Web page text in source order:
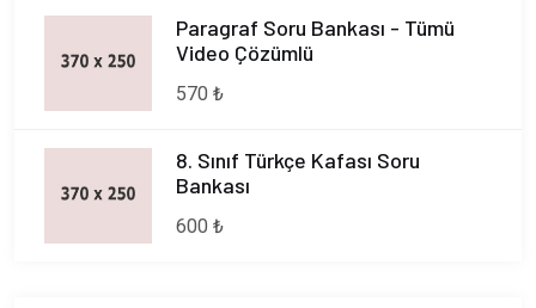
Paragraf Soru Bankası - Tümü
Video Çözümlü
570 ₺
8. Sınıf Türkçe Kafası Soru
Bankası
600 ₺